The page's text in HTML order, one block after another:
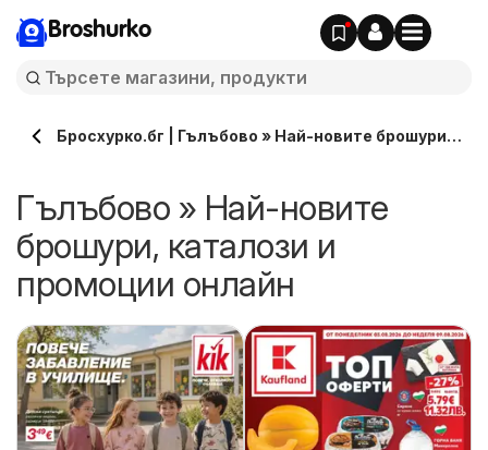
Broshurko
Бросхурко.бг | Гълъбово » Най-новите брошури,
Гълъбово » Най-новите
брошури, каталози и
промоции онлайн